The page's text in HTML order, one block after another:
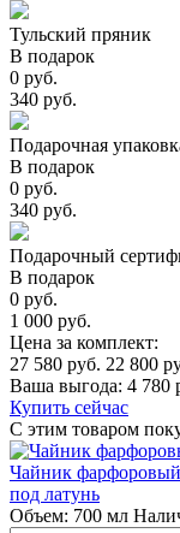
Тульский пряник
В подарок
0 руб.
340 руб.
Подарочная
В подарок
0 руб.
340 руб.
Подарочный
В подарок
0 руб.
1 000 руб.
Цена за комплект:
27 580 руб. 22 800
Ваша выгода: 4 780
Купить сейчас
С этим товаром
Чайник фарфоровый
под латунь
Объем: 700 мл